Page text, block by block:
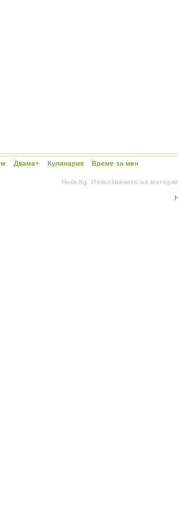
Двама+ Кулинария Време за мен
Hera.bg. Използването на